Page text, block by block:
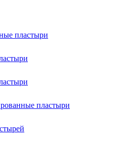
пластыри
пластыри